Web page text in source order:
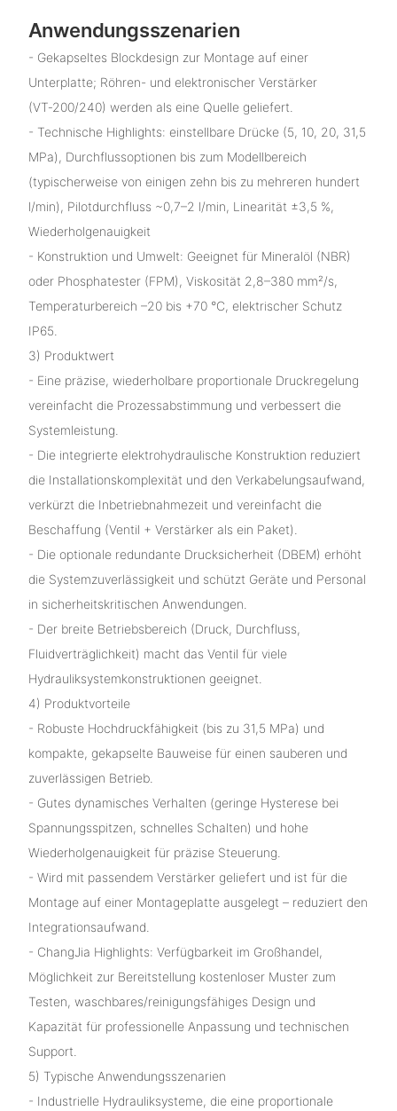
Anwendungsszenarien
- Gekapseltes Blockdesign zur Montage auf einer
Unterplatte; Röhren- und elektronischer Verstärker
(VT‑200/240) werden als eine Quelle geliefert.
- Technische Highlights: einstellbare Drücke (5, 10, 20, 31,5
MPa), Durchflussoptionen bis zum Modellbereich
(typischerweise von einigen zehn bis zu mehreren hundert
l/min), Pilotdurchfluss ~0,7–2 l/min, Linearität ±3,5 %,
Wiederholgenauigkeit
- Konstruktion und Umwelt: Geeignet für Mineralöl (NBR)
oder Phosphatester (FPM), Viskosität 2,8–380 mm²/s,
Temperaturbereich –20 bis +70 °C, elektrischer Schutz
IP65.
3) Produktwert
- Eine präzise, ​​wiederholbare proportionale Druckregelung
vereinfacht die Prozessabstimmung und verbessert die
Systemleistung.
- Die integrierte elektrohydraulische Konstruktion reduziert
die Installationskomplexität und den Verkabelungsaufwand,
verkürzt die Inbetriebnahmezeit und vereinfacht die
Beschaffung (Ventil + Verstärker als ein Paket).
- Die optionale redundante Drucksicherheit (DBEM) erhöht
die Systemzuverlässigkeit und schützt Geräte und Personal
in sicherheitskritischen Anwendungen.
- Der breite Betriebsbereich (Druck, Durchfluss,
Fluidverträglichkeit) macht das Ventil für viele
Hydrauliksystemkonstruktionen geeignet.
4) Produktvorteile
- Robuste Hochdruckfähigkeit (bis zu 31,5 MPa) und
kompakte, gekapselte Bauweise für einen sauberen und
zuverlässigen Betrieb.
- Gutes dynamisches Verhalten (geringe Hysterese bei
Spannungsspitzen, schnelles Schalten) und hohe
Wiederholgenauigkeit für präzise Steuerung.
- Wird mit passendem Verstärker geliefert und ist für die
Montage auf einer Montageplatte ausgelegt – reduziert den
Integrationsaufwand.
- ChangJia Highlights: Verfügbarkeit im Großhandel,
Möglichkeit zur Bereitstellung kostenloser Muster zum
Testen, waschbares/reinigungsfähiges Design und
Kapazität für professionelle Anpassung und technischen
Support.
5) Typische Anwendungsszenarien
- Industrielle Hydrauliksysteme, die eine proportionale